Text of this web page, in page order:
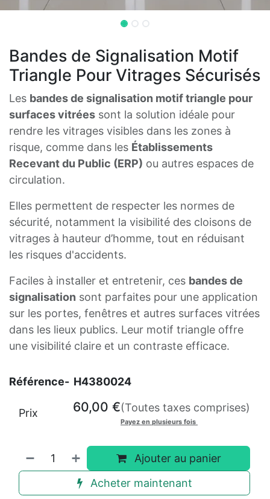
Bandes de Signalisation Motif
Triangle Pour Vitrages Sécurisés
Les bandes de signalisation motif triangle pour
surfaces vitrées sont la solution idéale pour
rendre les vitrages visibles dans les zones à
risque, comme dans les Établissements
Recevant du Public (ERP) ou autres espaces de
circulation.
Elles permettent de respecter les normes de
sécurité, notamment la visibilité des cloisons de
vitrages à hauteur d’homme, tout en réduisant
les risques d'accidents.
Faciles à installer et entretenir, ces bandes de
signalisation sont parfaites pour une application
sur les portes, fenêtres et autres surfaces vitrées
dans les lieux publics. Leur motif triangle offre
une visibilité claire et un contraste efficace.
Référence- H4380024
Ajouter au panier
Acheter maintenant
Prix 60,00 €(Toutes taxes comprises)
Payez en plusieurs fois